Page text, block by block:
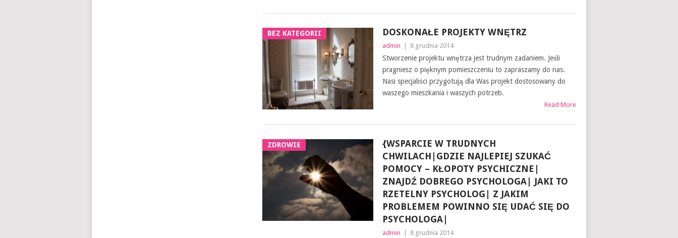
BEZ KATEGORII DOSKONAŁE PROJEKTY WNĘTRZ
admin 8 grudnia 2014
Stworzenie projektu wnętrza jest trudnym zadaniem. Jeśli
pragniesz o pięknym pomieszczeniu to zapraszamy do nas.
Nasi specjaliści przygotują dla Was projekt dostosowany do
waszego mieszkania i waszych potrzeb.
Read More
ZDROWIE
{WSPARCIE W TRUDNYCH
CHWILACH|GDZIE NAJLEPIEJ SZUKAĆ
POMOCY – KŁOPOTY PSYCHICZNE|
ZNAJDŹ DOBREGO PSYCHOLOGA| JAKI TO
RZETELNY PSYCHOLOG| Z JAKIM
PROBLEMEM POWINNO SIĘ UDAĆ SIĘ DO
PSYCHOLOGA|
admin 8 grudnia 2014